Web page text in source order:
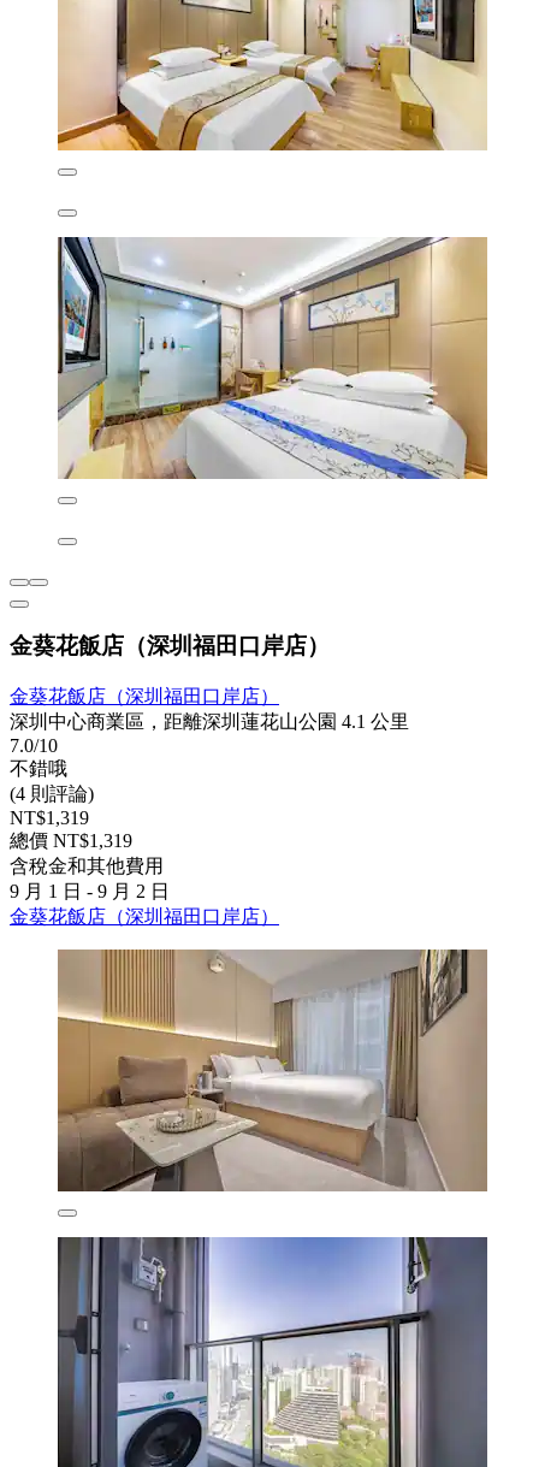
金葵花飯店（深圳福田口岸店）
金葵花飯店（深圳福田口岸店）
深圳中心商業區，距離深圳蓮花山公園 4.1 公里
7.0/10
不錯哦
(4 則評論)
NT$1,319
總價 NT$1,319
含稅金和其他費用
9 月 1 日 - 9 月 2 日
金葵花飯店（深圳福田口岸店）